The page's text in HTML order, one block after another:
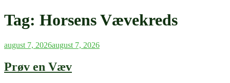
Tag: Horsens Vævekreds
Udgivet
august 7, 2026august 7, 2026
Prøv en Væv